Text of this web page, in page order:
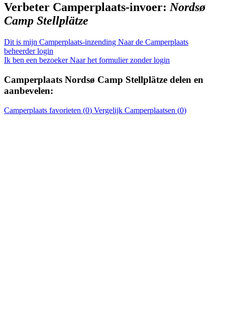
Verbeter Camperplaats-invoer: Nordsø
Camp Stellplätze
Dit is mijn Camperplaats-inzending Naar de Camperplaats
beheerder login
Ik ben een bezoekerNaar het formulier zonder login
Camperplaats Nordsø Camp Stellplätze delen en
aanbevelen:
Camperplaats favorieten (0) Vergelijk Camperplaatsen (0)